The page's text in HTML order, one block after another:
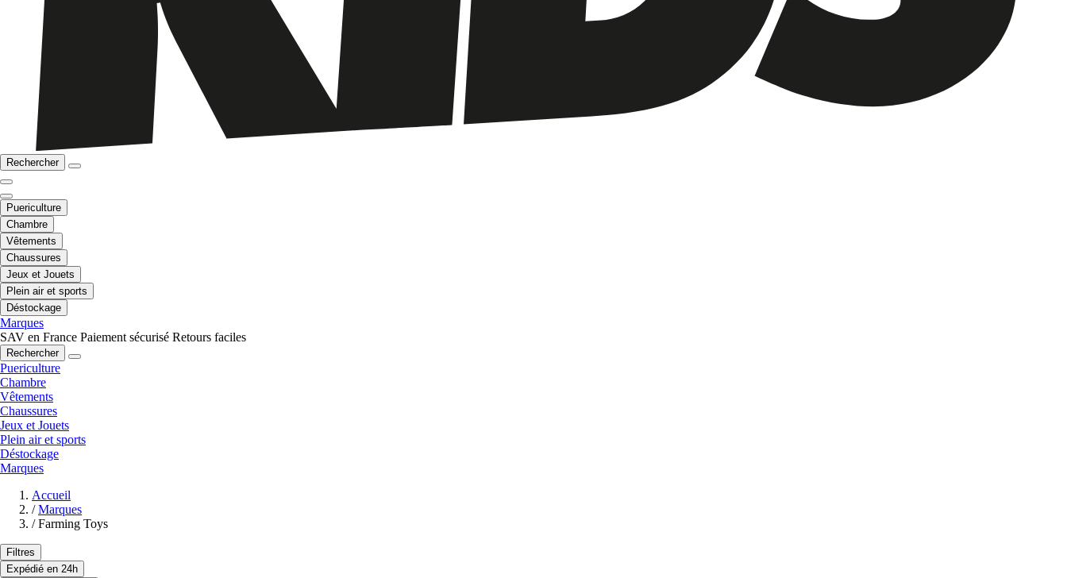
Rechercher
Puericulture
Chambre
Vêtements
Chaussures
Jeux et Jouets
Plein air et sports
Déstockage
Marques
SAV en France Paiement sécurisé Retours faciles
Rechercher
Puericulture
Chambre
Vêtements
Chaussures
Jeux et Jouets
Plein air et sports
Déstockage
Marques
Accueil
/ Marques
/ Farming Toys
Filtres
Expédié en 24h